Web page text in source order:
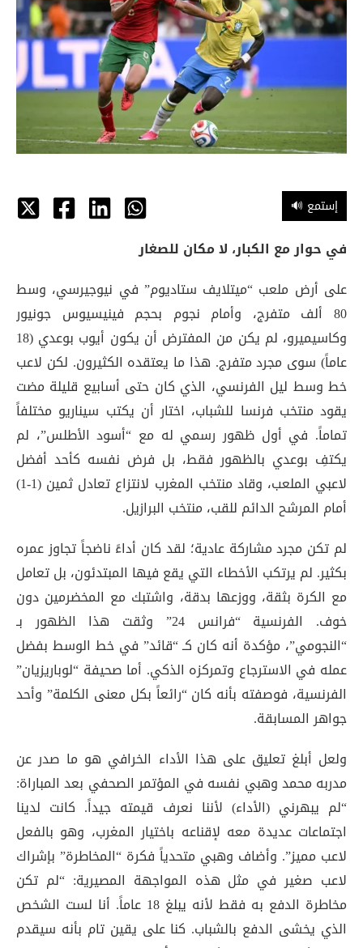
🔊 إستمع
في حوار مع الكبار، لا مكان للصغار
على أرض ملعب “ميتلايف ستاديوم” في نيوجيرسي، وسط
80 ألف متفرج، وأمام نجوم بحجم فينيسيوس جونيور
وكاسيميرو، لم يكن من المفترض أن يكون أيوب بوعدي (18
عاماً) سوى مجرد متفرج. هذا ما يعتقده الكثيرون. لكن لاعب
خط وسط ليل الفرنسي، الذي كان حتى أسابيع قليلة مضت
يقود منتخب فرنسا للشباب، اختار أن يكتب سيناريو مختلفاً
تماماً. في أول ظهور رسمي له مع “أسود الأطلس”، لم
يكتفِ بوعدي بالظهور فقط، بل فرض نفسه كأحد أفضل
لاعبي الملعب، وقاد منتخب المغرب لانتزاع تعادل ثمين (1-1)
أمام المرشح الدائم للقب، منتخب البرازيل.
لم تكن مجرد مشاركة عادية؛ لقد كان أداءً ناضجاً تجاوز عمره
بكثير. لم يرتكب الأخطاء التي يقع فيها المبتدئون، بل تعامل
مع الكرة بثقة، ووزعها بدقة، واشتبك مع المخضرمين دون
خوف. الفرنسية “فرانس 24” وثقت هذا الظهور بـ
“النجومي”، مؤكدة أنه كان كـ “قائد” في خط الوسط بفضل
عمله في الاسترجاع وتمركزه الذكي. أما صحيفة “لوباريزيان”
الفرنسية، فوصفته بأنه كان “رائعاً بكل معنى الكلمة” وأحد
جواهر المسابقة.
ولعل أبلغ تعليق على هذا الأداء الخرافي هو ما صدر عن
مدربه محمد وهبي نفسه في المؤتمر الصحفي بعد المباراة:
“لم يبهرني (الأداء) لأننا نعرف قيمته جيداً. كانت لدينا
اجتماعات عديدة معه لإقناعه باختيار المغرب، وهو بالفعل
لاعب مميز”. وأضاف وهبي متحدياً فكرة “المخاطرة” بإشراك
لاعب صغير في مثل هذه المواجهة المصيرية: “لم تكن
مخاطرة الدفع به فقط لأنه يبلغ 18 عاماً. أنا لست الشخص
الذي يخشى الدفع بالشباب. كنا على يقين تام بأنه سيقدم